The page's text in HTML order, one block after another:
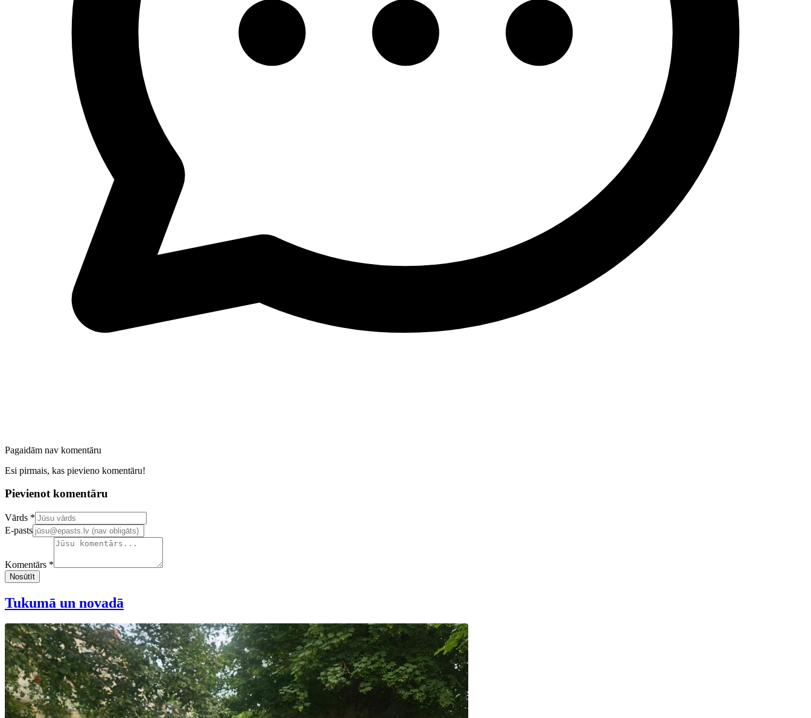
Pagaidām nav komentāru
Esi pirmais, kas pievieno komentāru!
Pievienot komentāru
Confirm your email address
Vārds *
E-pasts
Komentārs *
Nosūtīt
Tukumā un novadā